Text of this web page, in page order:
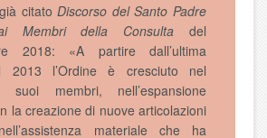
citatoDiscorso del Santo Padre
Membri della Consulta del
2018: «A partire dall’ultima
2013 l’Ordine è cresciuto nel
membri, nell’espansione
la creazione di nuove articolazioni
materiale che ha